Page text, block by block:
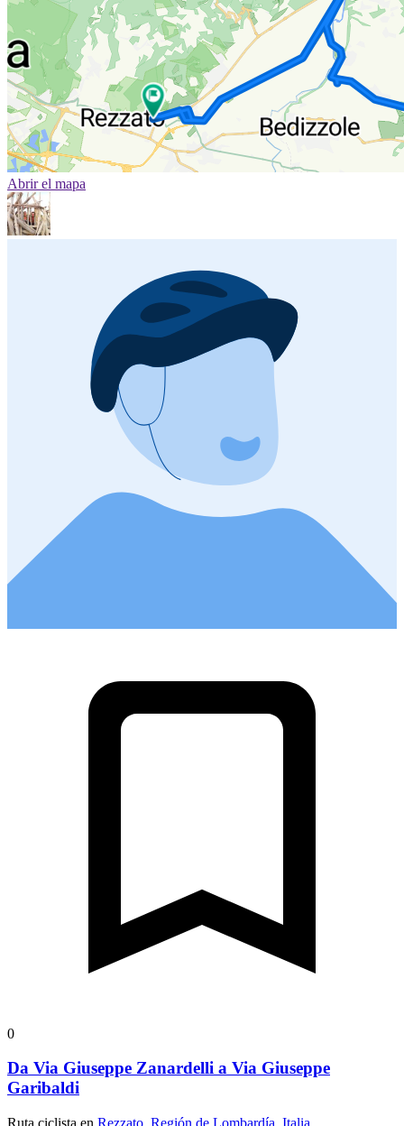
Abrir el mapa
0
Da Via Giuseppe Zanardelli a Via Giuseppe
Garibaldi
Ruta ciclista en Rezzato, Región de Lombardía, Italia